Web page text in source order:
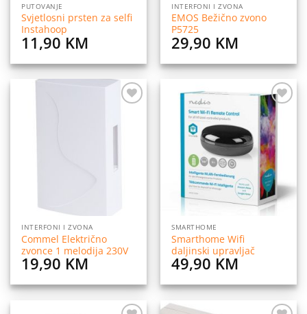
PUTOVANJE
Svjetlosni prsten za selfi
Instahoop
11,90 KM
INTERFONI I ZVONA
EMOS Bežično zvono
P5725
29,90 KM
INTERFONI I ZVONA
Commel Električno
zvonce 1 melodija 230V
19,90 KM
Dodaj
na
listu
želja
SMARTHOME
Smarthome Wifi
daljinski upravljač
49,90 KM